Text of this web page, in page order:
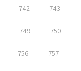
742 743
749 750
756 757